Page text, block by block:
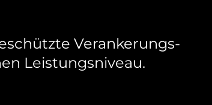
Verankerungs-
Leistungsniveau.